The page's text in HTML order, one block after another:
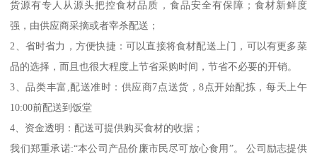
货源有专人从源头把控食材品质，食品安全有保障；食材新鲜度
强，由供应商采摘或者宰杀配送；
2、省时省力，方便快捷：可以直接将食材配送上门，可以有更多菜
品的选择，而且也很大程度上节省采购时间，节省不必要的开销。
3、品类丰富,配送准时：供应商7点送货，8点开始配拣，每天上午
10:00前配送到饭堂
4、资金透明：配送可提供购买食材的收据；
我们郑重承诺:“本公司产品价廉市民尽可放心食用”。 公司励志提供